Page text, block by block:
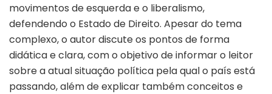
movimentos de esquerda e o liberalismo,
defendendo o Estado de Direito. Apesar do tema
complexo, o autor discute os pontos de forma
didática e clara, com o objetivo de informar o leitor
sobre a atual situação política pela qual o país está
passando, além de explicar também conceitos e